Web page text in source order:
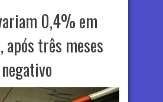
0,4% em
após três meses